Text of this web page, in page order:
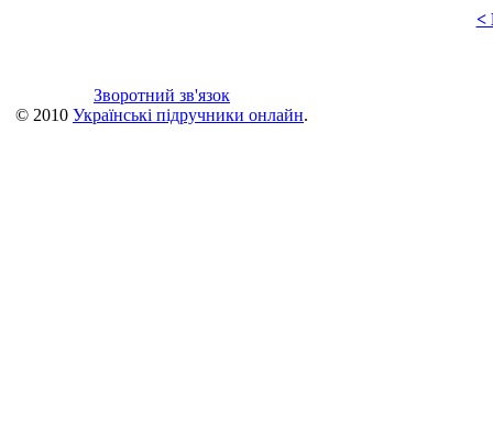
<
Зворотний зв'язок
© 2010 Українські підручники онлайн.